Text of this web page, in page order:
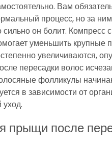
Вам
процесс, но за
он болит. Компресс
уменьшить
увеличиваются,
пересадки волос
фолликулы
в зависимости от
прыщи после